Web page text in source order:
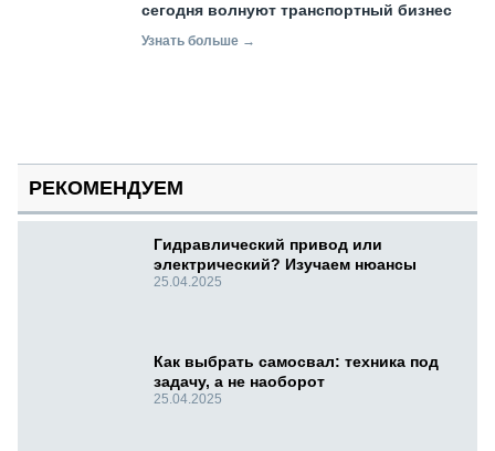
сегодня волнуют транспортный бизнес
Узнать больше →
РЕКОМЕНДУЕМ
Гидравлический привод или
электрический? Изучаем нюансы
25.04.2025
Как выбрать самосвал: техника под
задачу, а не наоборот
25.04.2025